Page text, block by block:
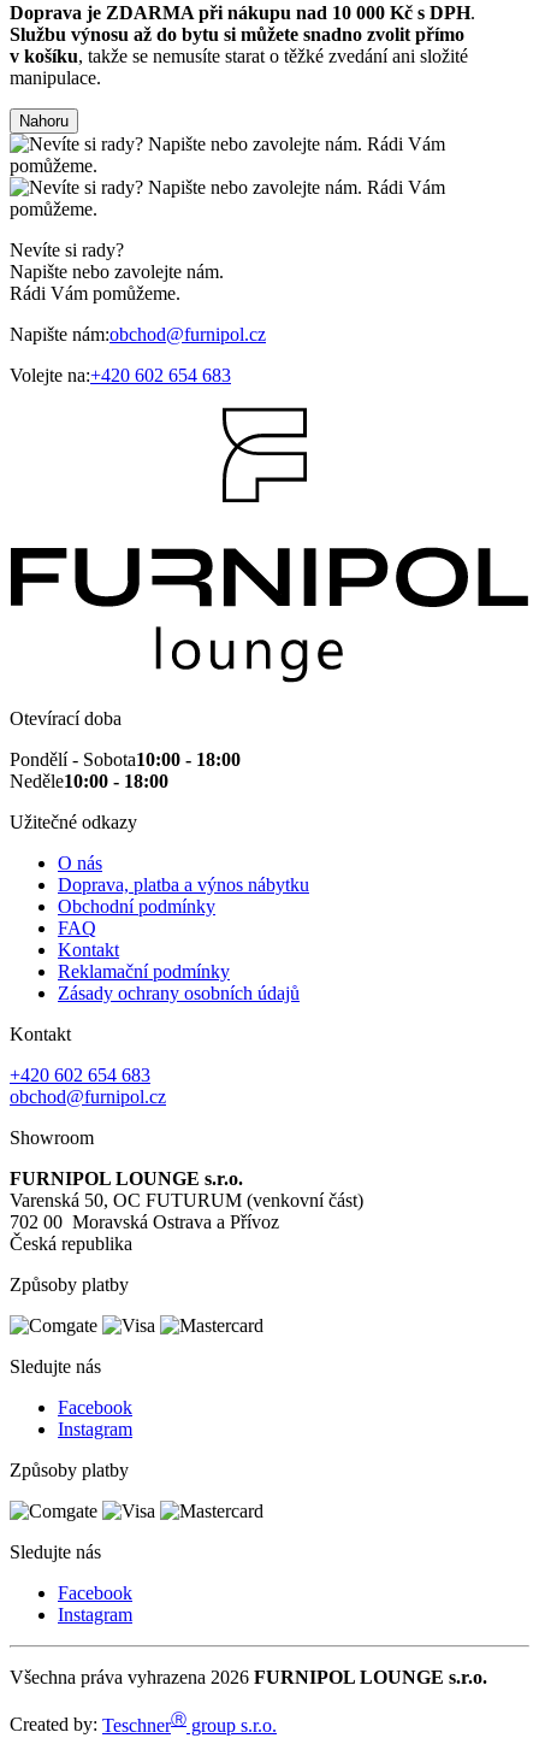
Doprava je ZDARMA při nákupu nad 10 000 Kč s DPH.
Službu výnosu až do bytu si můžete snadno zvolit přímo
v košíku, takže se nemusíte starat o těžké zvedání ani složité
manipulace.
Nahoru
Nevíte si rady?
Napište nebo zavolejte nám.
Rádi Vám pomůžeme.
Napište nám:obchod@furnipol.cz
Volejte na:+420 602 654 683
Otevírací doba
Pondělí - Sobota10:00 - 18:00
Neděle10:00 - 18:00
Užitečné odkazy
O nás
Doprava, platba a výnos nábytku
Obchodní podmínky
FAQ
Kontakt
Reklamační podmínky
Zásady ochrany osobních údajů
Kontakt
+420 602 654 683
obchod@furnipol.cz
Showroom
FURNIPOL LOUNGE s.r.o.
Varenská 50, OC FUTURUM (venkovní část)
702 00 Moravská Ostrava a Přívoz
Česká republika
Způsoby platby
Sledujte nás
Facebook
Instagram
Způsoby platby
Sledujte nás
Facebook
Instagram
Všechna práva vyhrazena 2026 FURNIPOL LOUNGE s.r.o.
Created by: TeschnerⓇ group s.r.o.